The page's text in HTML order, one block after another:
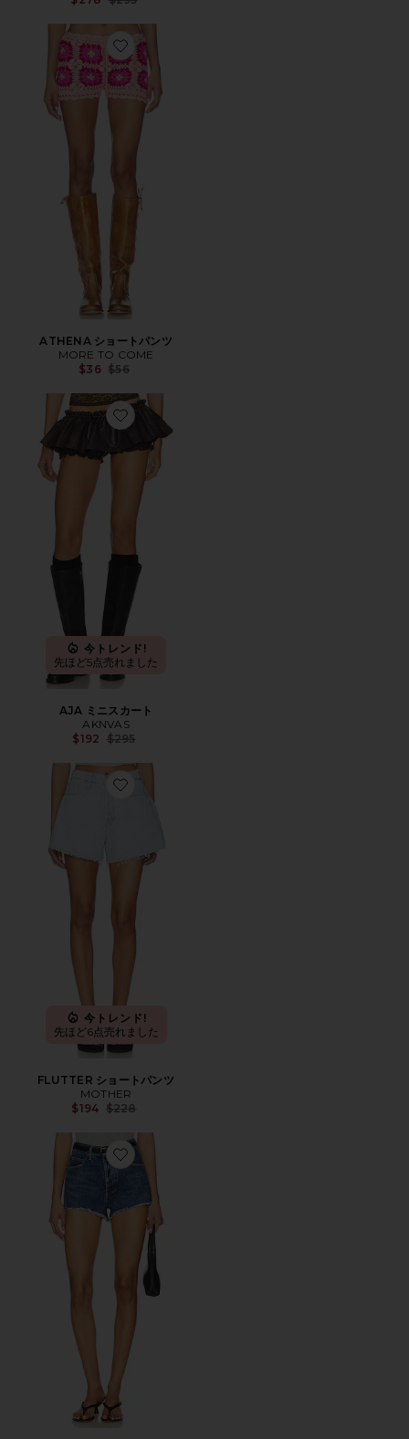
Favorite ATHENA ショートパンツ
ATHENA ショートパンツ
MORE TO COME
$36 Previous price:
$56
Favorite AJA ミニスカート
今トレンド!
先ほど5点売れました
AJA ミニスカート
AKNVAS
$192 Previous price:
$295
Favorite FLUTTER ショートパンツ
今トレンド!
先ほど6点売れました
FLUTTER ショートパンツ
MOTHER
$194 Previous price:
$228
Favorite RIDLEY ハイライズ